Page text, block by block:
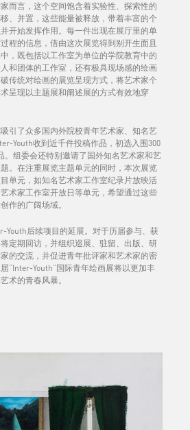
而言，这个空间饱含着实验性、探索性的
、并置，这些能量被释放，带着丰富的个
开始发挥作用。每一件出现在展厅里的单
程的信息，借由这次展览得到别开生面且
，既包括以工作室为单位的学院教育中的
和团体的工作室，还有极具现场感的绘画
传统对绘画的展览呈现方式，将艺术家个
呈现以主题展和阐述展的方式有效地穿
引了众多国内外院校青年艺术家、知名艺
Youth收到近千件投稿作品，初选入围300
。组委会还特别邀请了国外知名艺术家和艺
。在注重展览主题单元的同时，本次展览
单元，如知名艺术家工作室纪录片放映活
术家工作室开放日等单元，希望通过这些
作的广阔场域。
Youth后续项目的延展。对于历届参与、获
定期回访，并组织巡展、驻留、出版、研
的交流，并促进青年批评家和艺术家的密
“Inter-Youth”国际青年绘画展将以更加丰
术的青春风暴。